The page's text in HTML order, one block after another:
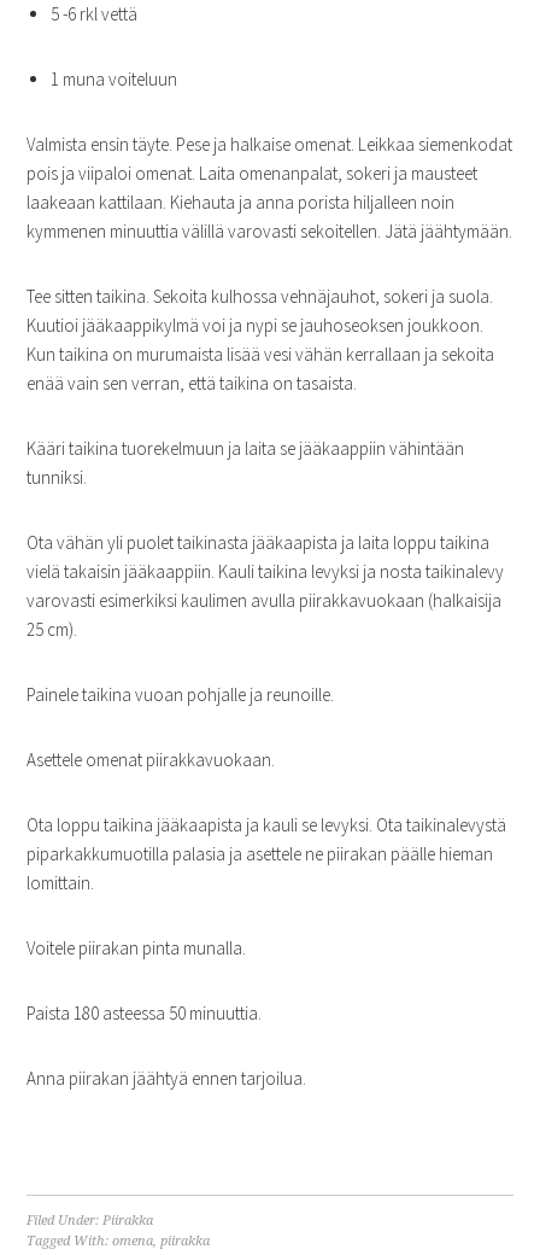
5 -6 rkl vettä
1 muna voiteluun
Valmista ensin täyte. Pese ja halkaise omenat. Leikkaa siemenkodat
pois ja viipaloi omenat. Laita omenanpalat, sokeri ja mausteet
laakeaan kattilaan. Kiehauta ja anna porista hiljalleen noin
kymmenen minuuttia välillä varovasti sekoitellen. Jätä jäähtymään.
Tee sitten taikina. Sekoita kulhossa vehnäjauhot, sokeri ja suola.
Kuutioi jääkaappikylmä voi ja nypi se jauhoseoksen joukkoon.
Kun taikina on murumaista lisää vesi vähän kerrallaan ja sekoita
enää vain sen verran, että taikina on tasaista.
Kääri taikina tuorekelmuun ja laita se jääkaappiin vähintään
tunniksi.
Ota vähän yli puolet taikinasta jääkaapista ja laita loppu taikina
vielä takaisin jääkaappiin. Kauli taikina levyksi ja nosta taikinalevy
varovasti esimerkiksi kaulimen avulla piirakkavuokaan (halkaisija
25 cm).
Painele taikina vuoan pohjalle ja reunoille.
Asettele omenat piirakkavuokaan.
Ota loppu taikina jääkaapista ja kauli se levyksi. Ota taikinalevystä
piparkakkumuotilla palasia ja asettele ne piirakan päälle hieman
lomittain.
Voitele piirakan pinta munalla.
Paista 180 asteessa 50 minuuttia.
Anna piirakan jäähtyä ennen tarjoilua.
Filed Under:Piirakka
Tagged With:omena,piirakka